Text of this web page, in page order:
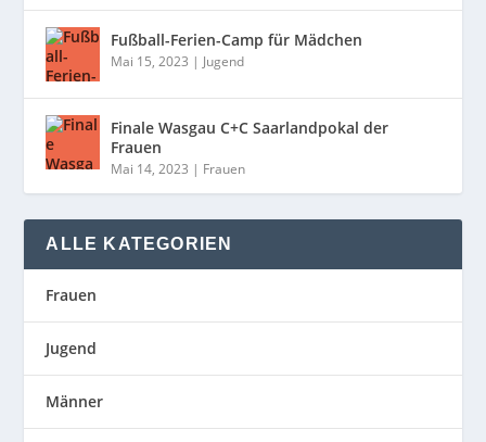
Fußball-Ferien-Camp für Mädchen
Mai 15, 2023 | Jugend
Finale Wasgau C+C Saarlandpokal der
Frauen
Mai 14, 2023 | Frauen
ALLE KATEGORIEN
Frauen
Jugend
Männer